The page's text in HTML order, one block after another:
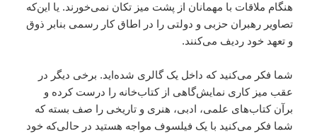
هنگام ملاقات با مهمانان از پشت میز تکان نمی‌خورند. یا این‌که
تصاویر رهبران حزبی و دولتی را در اطاق کار رسمی بنابر ذوق
و تعهد خود ردیف می‌کنند.
شما فکر می‌کنید که داخل یک گالری شده‌اید. برخی دیگر در
عقب میز کاری نمایش‌گاهی از کتاب‌خانه را درست کرده و
برآن کتاب‌های علمی، ادبی، هنری و تاریخی را صف بسته که
شما فکر می‌کنید با یک فیلسوف مواجه هستید در حالی‌که خود